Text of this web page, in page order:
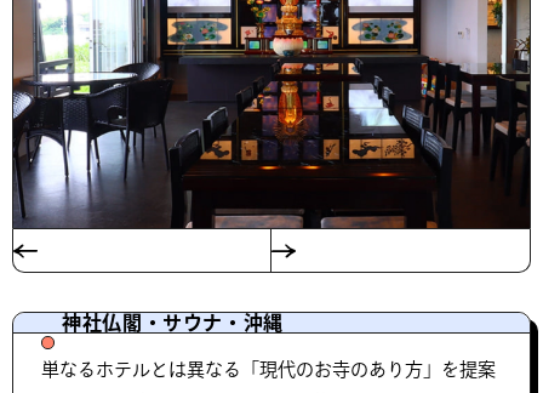
神社仏閣・サウナ・沖縄
単なるホテルとは異なる「現代のお寺のあり方」を提案